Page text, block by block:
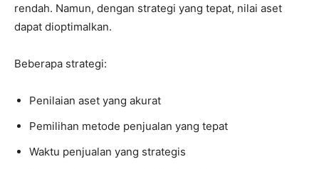
rendah. Namun, dengan strategi yang tepat, nilai aset
dapat dioptimalkan.
Beberapa strategi:
Penilaian aset yang akurat
Pemilihan metode penjualan yang tepat
Waktu penjualan yang strategis